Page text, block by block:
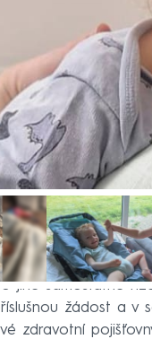
o jiné samostatné
žádost a v
zdravotní